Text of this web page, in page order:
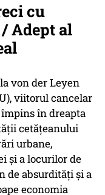
cu
Adept al
von der Leyen
viitorul cancelar
în dreapta
cetățeanului
urbane,
și a locurilor de
de absurdități și a
economia